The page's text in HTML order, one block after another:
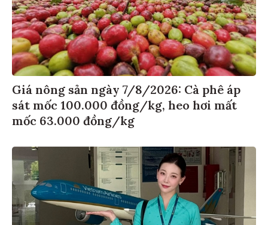
Giá nông sản ngày 7/8/2026: Cà phê áp
sát mốc 100.000 đồng/kg, heo hơi mất
mốc 63.000 đồng/kg